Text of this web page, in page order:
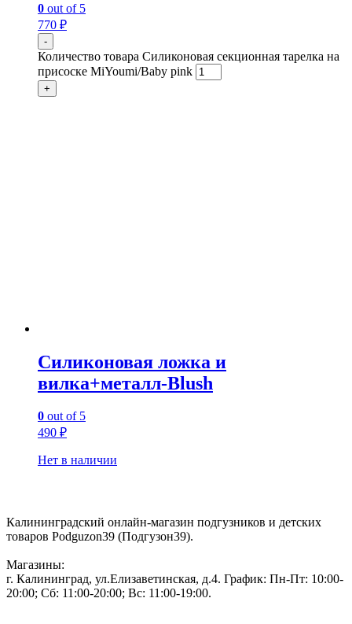
0 out of 5
770 ₽
-
Количество товара Силиконовая секционная тарелка на
присоске MiYoumi/Baby pink
+
Силиконовая ложка и
вилка+металл-Blush
0 out of 5
490 ₽
Нет в наличии
Калининградский онлайн-магазин подгузников и детских
товаров Podguzon39 (Подгузон39).
Магазины:
г. Калининград, ул.Елизаветинская, д.4. График: Пн-Пт: 10:00-
20:00; Сб: 11:00-20:00; Вс: 11:00-19:00.